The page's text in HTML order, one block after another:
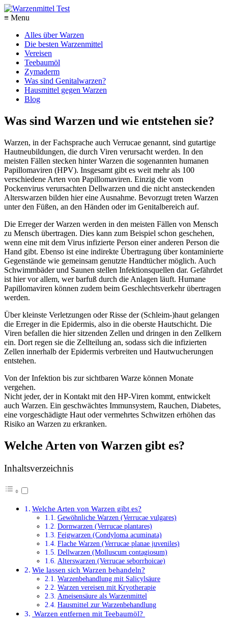
≡ Menu
Alles über Warzen
Die besten Warzenmittel
Vereisen
Teebaumöl
Zymaderm
Was sind Genitalwarzen?
Hausmittel gegen Warzen
Blog
Was sind Warzen und wie entstehen sie?
Warzen, in der Fachsprache auch Verrucae genannt, sind gutartige
Hautneubildungen, die durch Viren verursacht werden. In den
meisten Fällen stecken hinter Warzen die sogenannten humanen
Papillomaviren (HPV). Insgesamt gibt es weit mehr als 100
verschiedene Arten von Papillomaviren. Einzig die vom
Pockenvirus verursachten Dellwarzen und die nicht ansteckenden
Alterswarzen bilden hier eine Ausnahme. Bevorzugt treten Warzen
unter den Füßen, an den Händen oder im Genitalbereich auf.
Die Erreger der Warzen werden in den meisten Fällen von Mensch
zu Mensch übertragen. Dies kann zum Beispiel schon geschehen,
wenn eine mit dem Virus infizierte Person einer anderen Person die
Hand gibt. Ebenso ist eine indirekte Übertragung über kontaminierte
Gegenstände wie gemeinsam genutzte Handtücher möglich. Auch
Schwimmbäder und Saunen stellen Infektionsquellen dar. Gefährdet
ist hier vor allem, wer barfuß durch die Anlagen läuft. Humane
Papillomaviren können zudem beim Geschlechtsverkehr übertragen
werden.
Über kleinste Verletzungen oder Risse der (Schleim-)haut gelangen
die Erreger in die Epidermis, also in die oberste Hautschicht. Die
Viren befallen die hier sitzenden Zellen und dringen in den Zellkern
ein. Dort regen sie die Zellteilung an, sodass sich die infizierten
Zellen innerhalb der Epidermis verbreiten und Hautwucherungen
entstehen.
Von der Infektion bis zur sichtbaren Warze können Monate
vergehen.
Nicht jeder, der in Kontakt mit den HP-Viren kommt, entwickelt
auch Warzen. Ein geschwächtes Immunsystem, Rauchen, Diabetes,
eine vorgeschädigte Haut oder vermehrtes Schwitzen erhöhen das
Risiko an Warzen zu erkranken.
Welche Arten von Warzen gibt es?
Inhaltsverzeichnis
Welche Arten von Warzen gibt es?
Gewöhnliche Warzen (Verrucae vulgares)
Dornwarzen (Verrucae plantares)
Feigwarzen (Condyloma acuminata)
Flache Warzen (Verrucae planae juveniles)
Dellwarzen (Molluscum contagiosum)
Alterswarzen (Verrucae seborrhoicae)
Wie lassen sich Warzen behandeln?
Warzenbehandlung mit Salicylsäure
Warzen vereisen mit Kryotherapie
Ameisensäure als Warzenmittel
Hausmittel zur Warzenbehandlung
Warzen entfernen mit Teebaumöl?